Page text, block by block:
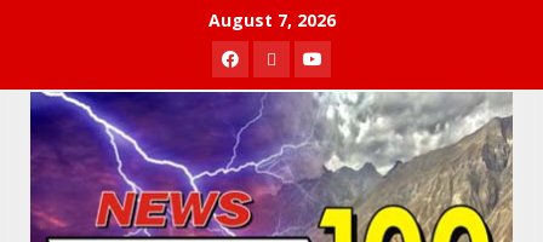
August 7, 2026
Facebook
TwitterYoutube